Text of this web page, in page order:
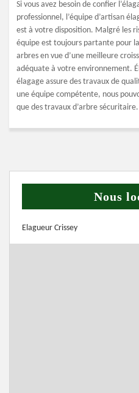
Si vous avez besoin de confier
professionnel, l’équipe d’artisan
est à votre disposition. Malgré les
équipe est toujours partante pour
arbres en vue d’une meilleure
adéquate à votre environnement.
élagage assure des travaux de
une équipe compétente, nous
que des travaux d’arbre sécuritaire.
Nous
Elagueur Crissey